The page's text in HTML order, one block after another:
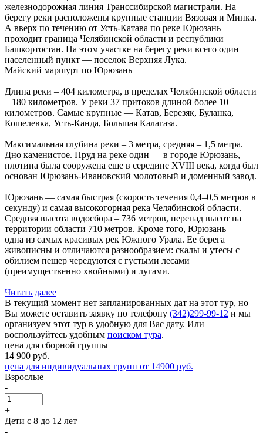
железнодорожная линия Транссибирской магистрали. На
берегу реки расположены крупные станции Вязовая и Минка.
А вверх по течению от Усть-Катава по реке Юрюзань
проходит граница Челябинской области и республики
Башкортостан. На этом участке на берегу реки всего один
населенный пункт — поселок Верхняя Лука.
Майский маршурт по Юрюзань
Длина реки – 404 километра, в пределах Челябинской области
– 180 километров. У реки 37 притоков длиной более 10
километров. Самые крупные — Катав, Березяк, Буланка,
Кошелевка, Усть-Канда, Большая Калагаза.
Максимальная глубина реки – 3 метра, средняя – 1,5 метра.
Дно каменистое. Пруд на реке один — в городе Юрюзань,
плотина была сооружена еще в середине XVIII века, когда был
основан Юрюзань-Ивановский молотовый и доменный завод.
Юрюзань — самая быстрая (скорость течения 0,4–0,5 метров в
секунду) и самая высокогорная река Челябинской области.
Средняя высота водосбора – 736 метров, перепад высот на
территории области 710 метров. Кроме того, Юрюзань —
одна из самых красивых рек Южного Урала. Ее берега
живописны и отличаются разнообразием: скалы и утесы с
обилием пещер чередуются с густыми лесами
(преимущественно хвойными) и лугами.
Читать далее
В текущий момент нет запланированных дат на этот тур, но
Вы можете оставить заявку по телефону (342)299-99-12 и мы
организуем этот тур в удобную для Вас дату. Или
воспользуйтесь удобным поиском тура.
цена для сборной группы
14 900 руб.
цена для индивидуальных групп от 14900 руб.
Взрослые
-
+
Дети с 8 до 12 лет
-